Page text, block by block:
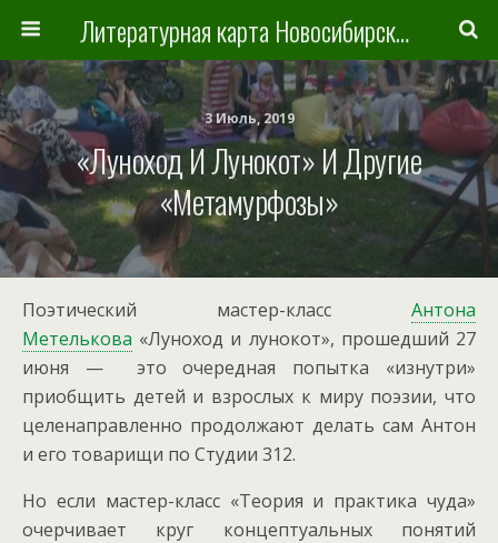
Литературная карта Новосибирска и Новосибирской области
3 Июль, 2019
«Луноход И Лунокот» И Другие
«метамурфозы»
Поэтический мастер-класс Антона
Метелькова «Луноход и лунокот», прошедший 27
июня — это очередная попытка «изнутри»
приобщить детей и взрослых к миру поэзии, что
целенаправленно продолжают делать сам Антон
и его товарищи по Студии 312.
Но если мастер-класс «Теория и практика чуда»
очерчивает круг концептуальных понятий